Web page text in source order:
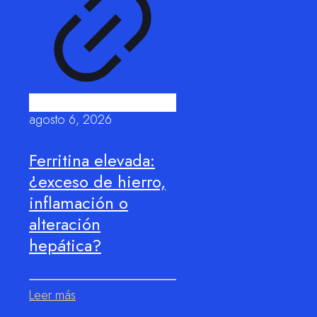
agosto 6, 2026
Ferritina elevada:
¿exceso de hierro,
inflamación o
alteración
hepática?
Leer más